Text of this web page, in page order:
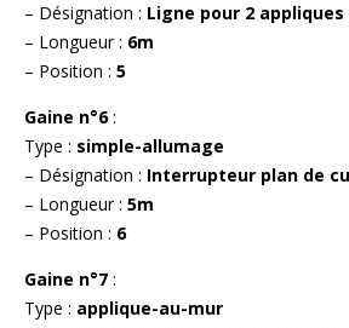
– Désignation : Ligne pour 2 appliques
– Longueur : 6m
– Position : 5
Gaine n°6:
Type : simple-allumage
– Désignation : Interrupteur plan de
– Longueur : 5m
– Position : 6
Gaine n°7 :
Type : applique-au-mur